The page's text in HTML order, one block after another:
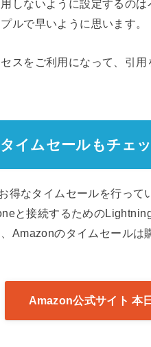
しないように設定するの
ルで早いように思います。
スをご利用になって、引
イムセールもチェ
得なタイムセールを行っ
と接続するための
Amazonのタイムセールは
Amazon公式サイト 本